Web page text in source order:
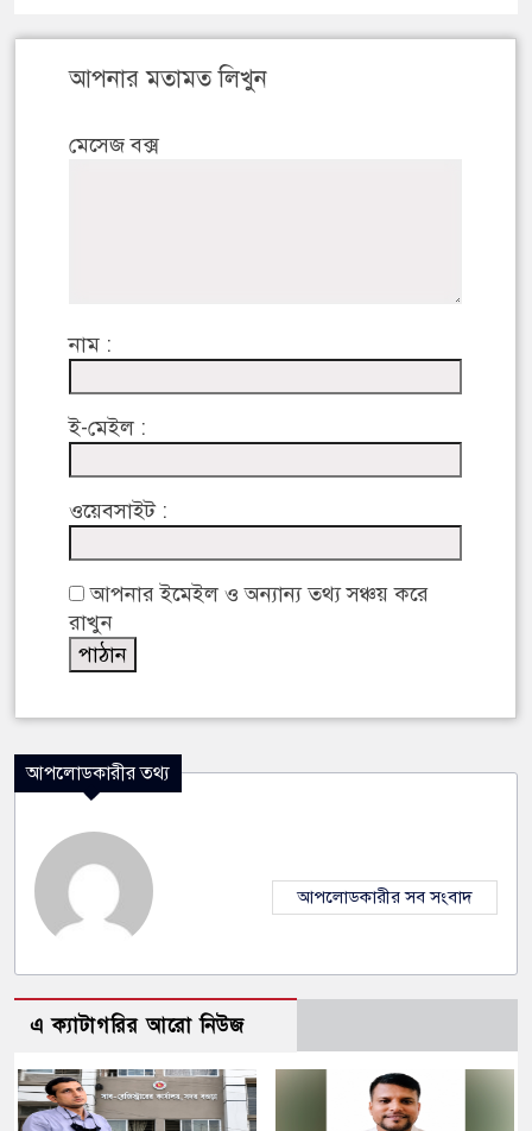
আপনার মতামত লিখুন
মেসেজ বক্স
নাম :
ই-মেইল :
ওয়েবসাইট :
আপনার ইমেইল ও অন্যান্য তথ্য সঞ্চয় করে
রাখুন
আপলোডকারীর তথ্য
আপলোডকারীর সব সংবাদ
এ ক্যাটাগরির আরো নিউজ